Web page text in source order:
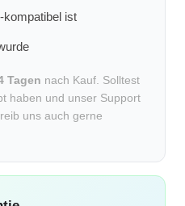
kompatibel ist
Tagen nach Kauf. Solltest
haben und unser Support
uns auch gerne